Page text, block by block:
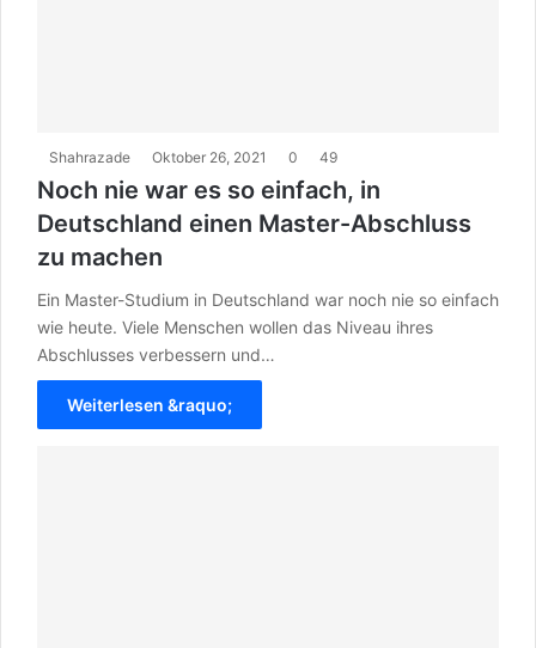
Shahrazade Oktober 26, 2021 0 49
Noch nie war es so einfach, in
Deutschland einen Master-Abschluss
zu machen
Ein Master-Studium in Deutschland war noch nie so einfach
wie heute. Viele Menschen wollen das Niveau ihres
Abschlusses verbessern und…
Weiterlesen &raquo;